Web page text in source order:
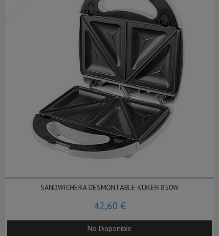
SANDWICHERA DESMONTABLE KÜKEN 850W
42,60 €
No Disponible